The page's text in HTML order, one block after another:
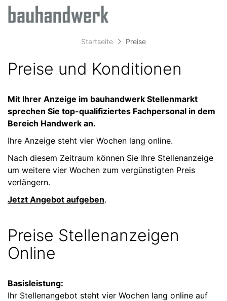
Accessibility
Modus
zum
Inhalt
mobilem
aus
Startseite Preise
Preise und Konditionen
Mit Ihrer Anzeige im bauhandwerk Stellenmarkt
sprechen Sie top-qualifiziertes Fachpersonal in dem
Bereich Handwerk an.
Ihre Anzeige steht vier Wochen lang online.
Nach diesem Zeitraum können Sie Ihre Stellenanzeige
um weitere vier Wochen zum vergünstigten Preis
verlängern.
Jetzt Angebot aufgeben.
Preise Stellenanzeigen
Online
Basisleistung:
Ihr Stellenangebot steht vier Wochen lang online auf